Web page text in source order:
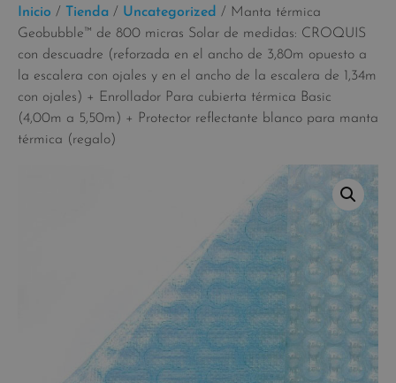
Inicio / Tienda / Uncategorized / Manta térmica
Geobubble™ de 800 micras Solar de medidas: CROQUIS
con descuadre (reforzada en el ancho de 3,80m opuesto a
la escalera con ojales y en el ancho de la escalera de 1,34m
con ojales) + Enrollador Para cubierta térmica Basic
(4,00m a 5,50m) + Protector reflectante blanco para manta
térmica (regalo)